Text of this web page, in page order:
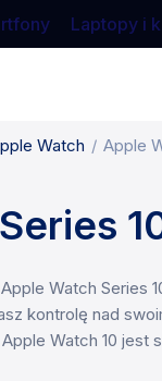
Laptopy i
Watch Apple
Watch Series
kontrolę nad
Watch 10 jest